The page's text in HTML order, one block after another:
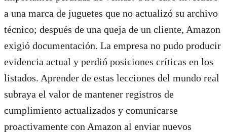
a una marca de juguetes que no actualizó su archivo
técnico; después de una queja de un cliente, Amazon
exigió documentación. La empresa no pudo producir
evidencia actual y perdió posiciones críticas en los
listados. Aprender de estas lecciones del mundo real
subraya el valor de mantener registros de
cumplimiento actualizados y comunicarse
proactivamente con Amazon al enviar nuevos